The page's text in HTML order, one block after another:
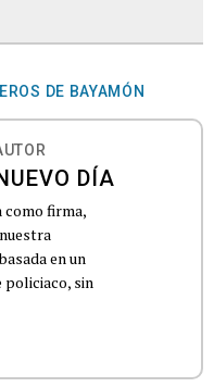
DE BAYAMÓN
DÍA
como firma,
en un
policiaco, sin